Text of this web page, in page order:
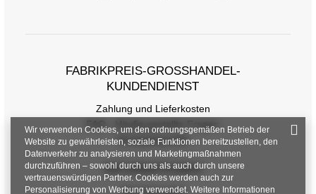
FABRIKPREIS-GROSSHANDEL-K
UNDENDIENST
Zahlung und Lieferkosten
FAQ - Häufig gestellte Fragen
Rückgabepolitik
INFORMATIONEN
Verordnungen
Wir verwenden Cookies, um den ordnungsgemäßen Betrieb der
Website zu gewährleisten, soziale Funktionen bereitzustellen, den
Datenverkehr zu analysieren und Marketingmaßnahmen
durchzuführen – sowohl durch uns als auch durch unsere
vertrauenswürdigen Partner. Cookies werden auch zur
Personalisierung von Werbung verwendet. Weitere Informationen